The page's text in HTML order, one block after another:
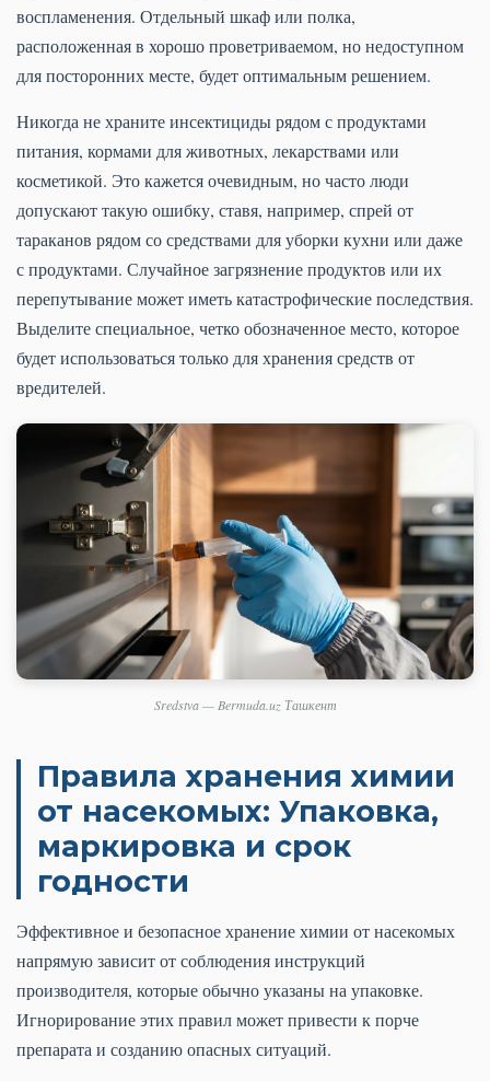
воспламенения. Отдельный шкаф или полка,
расположенная в хорошо проветриваемом, но недоступном
для посторонних месте, будет оптимальным решением.
Никогда не храните инсектициды рядом с продуктами
питания, кормами для животных, лекарствами или
косметикой. Это кажется очевидным, но часто люди
допускают такую ошибку, ставя, например, спрей от
тараканов рядом со средствами для уборки кухни или даже
с продуктами. Случайное загрязнение продуктов или их
перепутывание может иметь катастрофические последствия.
Выделите специальное, четко обозначенное место, которое
будет использоваться только для хранения средств от
вредителей.
Sredstva — Bermuda.uz Ташкент
Правила хранения химии
от насекомых: Упаковка,
маркировка и срок
годности
Эффективное и безопасное хранение химии от насекомых
напрямую зависит от соблюдения инструкций
производителя, которые обычно указаны на упаковке.
Игнорирование этих правил может привести к порче
препарата и созданию опасных ситуаций.